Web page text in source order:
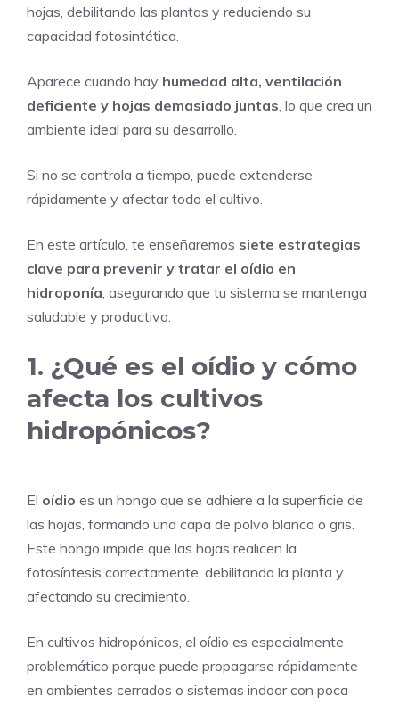
hojas, debilitando las plantas y reduciendo su
capacidad fotosintética.
Aparece cuando hay humedad alta, ventilación
deficiente y hojas demasiado juntas, lo que crea un
ambiente ideal para su desarrollo.
Si no se controla a tiempo, puede extenderse
rápidamente y afectar todo el cultivo.
En este artículo, te enseñaremos siete estrategias
clave para prevenir y tratar el oídio en
hidroponía, asegurando que tu sistema se mantenga
saludable y productivo.
1. ¿Qué es el oídio y cómo
afecta los cultivos
hidropónicos?
El oídio es un hongo que se adhiere a la superficie de
las hojas, formando una capa de polvo blanco o gris.
Este hongo impide que las hojas realicen la
fotosíntesis correctamente, debilitando la planta y
afectando su crecimiento.
En cultivos hidropónicos, el oídio es especialmente
problemático porque puede propagarse rápidamente
en ambientes cerrados o sistemas indoor con poca